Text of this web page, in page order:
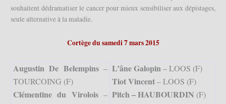
souhaitent dédramatiser le cancer pour mieux sensibiliser aux dépistages,
seule alternative à la maladie.
Cortège du samedi 7 mars 2015
Augustin De Belempins–
TOURCOING (F)
Clémentine du Virolois–
L’âne Galopin– LOOS (F)
Tiot Vincent– LOOS (F)
Pitch – HAUBOURDIN (F)